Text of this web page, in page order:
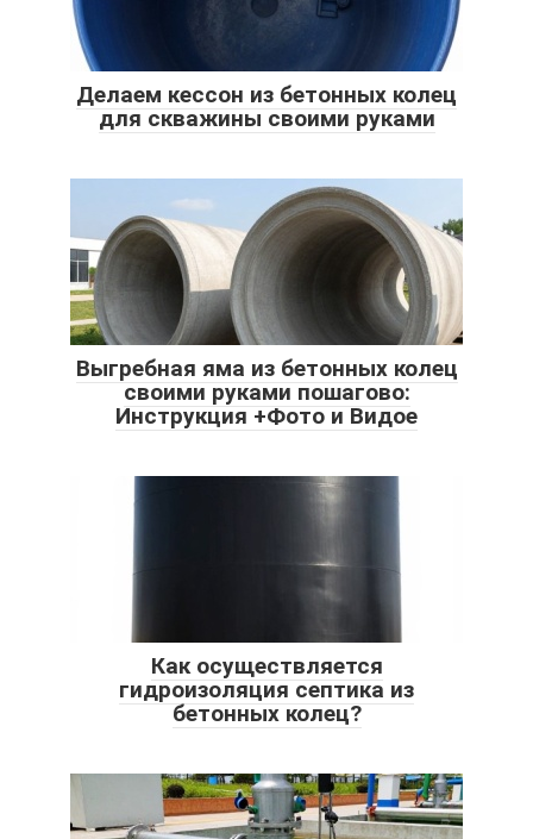
Делаем кессон из бетонных колец
для скважины своими руками
Выгребная яма из бетонных колец
своими руками пошагово:
Инструкция +Фото и Видое
Как осуществляется
гидроизоляция септика из
бетонных колец?